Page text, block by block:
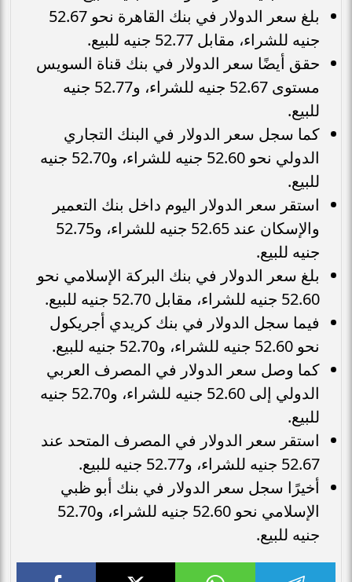
بلغ سعر الدولار في بنك القاهرة نحو 52.67
جنيه للشراء، مقابل 52.77 جنيه للبيع.
حقق أيضًا سعر الدولار في بنك قناة السويس
مستوى 52.67 جنيه للشراء، و52.77 جنيه
للبيع.
كما سجل سعر الدولار في البنك التجاري
الدولي نحو 52.60 جنيه للشراء، و52.70 جنيه
للبيع.
استقر سعر الدولار اليوم داخل بنك التعمير
والإسكان عند 52.65 جنيه للشراء، و52.75
جنيه للبيع.
بلغ سعر الدولار في بنك البركة الإسلامي نحو
52.60 جنيه للشراء، مقابل 52.70 جنيه للبيع.
فيما سجل الدولار في بنك كريدي أجريكول
نحو 52.60 جنيه للشراء، و52.70 جنيه للبيع.
كما وصل سعر الدولار في المصرف العربي
الدولي إلى 52.60 جنيه للشراء، و52.70 جنيه
للبيع.
استقر سعر الدولار في المصرف المتحد عند
52.67 جنيه للشراء، و52.77 جنيه للبيع.
أخيرًا سجل سعر الدولار في بنك أبو ظبي
الإسلامي نحو 52.60 جنيه للشراء، و52.70
جنيه للبيع.